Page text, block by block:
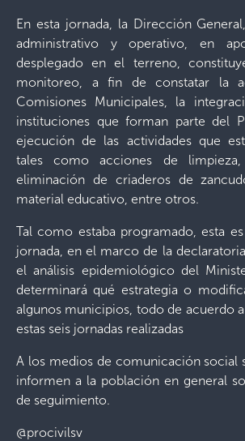
En esta jornada, la Dirección
administrativo y operativo, en
desplegado en el terreno,
monitoreo, a fin de constatar la
Comisiones Municipales, la
instituciones que forman parte del
ejecución de las actividades que
tales como acciones de limpieza,
eliminación de criaderos de
material educativo, entre otros.
Tal como estaba programado, esta
jornada, en el marco de la
el análisis epidemiológico del
determinará qué estrategia o
algunos municipios, todo de acuerdo
estas seis jornadas realizadas
A los medios de comunicación social
informen a la población en general
de seguimiento.
@procivilsv